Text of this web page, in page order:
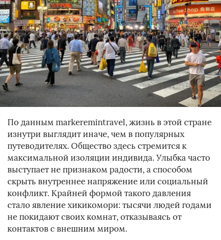
По данным markeremintravel, жизнь в этой стране
изнутри выглядит иначе, чем в популярных
путеводителях. Общество здесь стремится к
максимальной изоляции индивида. Улыбка часто
выступает не признаком радости, а способом
скрыть внутреннее напряжение или социальный
конфликт. Крайней формой такого давления
стало явление хикикомори: тысячи людей годами
не покидают своих комнат, отказываясь от
контактов с внешним миром.